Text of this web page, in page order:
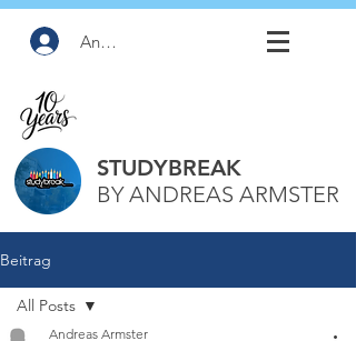
Anmelden
STUDYBREAK
BY ANDREAS ARMSTER
Beitrag
All Posts
Andreas Armster